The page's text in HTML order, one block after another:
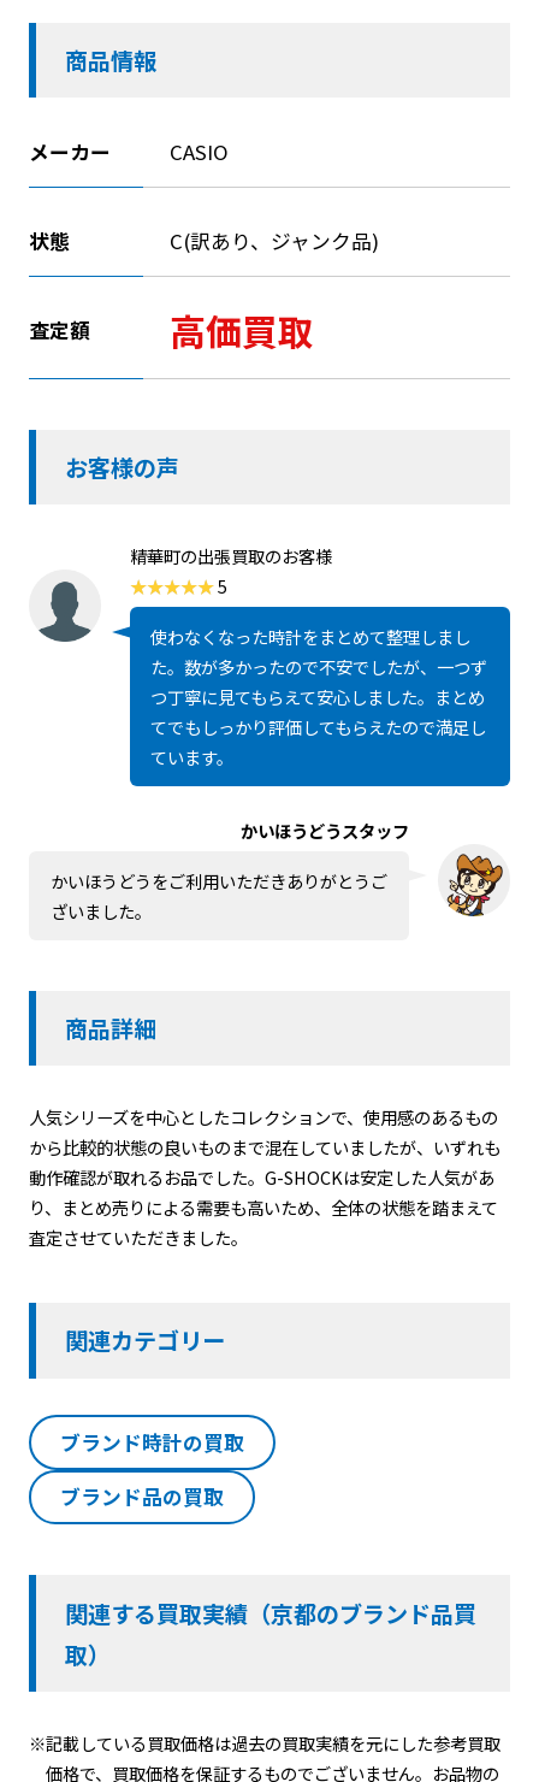
商品情報
メーカー CASIO
状態 C(訳あり、ジャンク品)
査定額 高価買取
お客様の声
精華町の出張買取のお客様
5
使わなくなった時計をまとめて整理しまし
た。数が多かったので不安でしたが、一つず
つ丁寧に見てもらえて安心しました。まとめ
てでもしっかり評価してもらえたので満足し
ています。
かいほうどうスタッフ
かいほうどうをご利用いただきありがとうご
ざいました。
商品詳細
人気シリーズを中心としたコレクションで、使用感のあるもの
から比較的状態の良いものまで混在していましたが、いずれも
動作確認が取れるお品でした。G-SHOCKは安定した人気があ
り、まとめ売りによる需要も高いため、全体の状態を踏まえて
査定させていただきました。
関連カテゴリー
ブランド時計の買取
ブランド品の買取
関連する買取実績（京都のブランド品買
取）
※記載している買取価格は過去の買取実績を元にした参考買取
価格で、買取価格を保証するものでございません。お品物の